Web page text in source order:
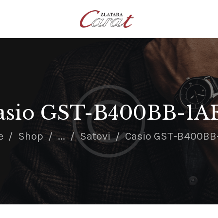
GST-B400BB-
Shop ... Satovi Casio GST-
NASLOVNA
O NAMA
SATOVI
SREBRNI NAKIT
ZLATNI NAKIT